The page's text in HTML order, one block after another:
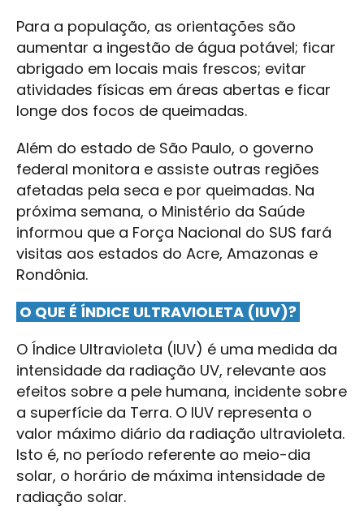
Para a população, as orientações são
aumentar a ingestão de água potável; ficar
abrigado em locais mais frescos; evitar
atividades físicas em áreas abertas e ficar
longe dos focos de queimadas.
Além do estado de São Paulo, o governo
federal monitora e assiste outras regiões
afetadas pela seca e por queimadas. Na
próxima semana, o Ministério da Saúde
informou que a Força Nacional do SUS fará
visitas aos estados do Acre, Amazonas e
Rondônia.
O QUE É ÍNDICE ULTRAVIOLETA (IUV)?
O Índice Ultravioleta (IUV) é uma medida da
intensidade da radiação UV, relevante aos
efeitos sobre a pele humana, incidente sobre
a superfície da Terra. O IUV representa o
valor máximo diário da radiação ultravioleta.
Isto é, no período referente ao meio-dia
solar, o horário de máxima intensidade de
radiação solar.